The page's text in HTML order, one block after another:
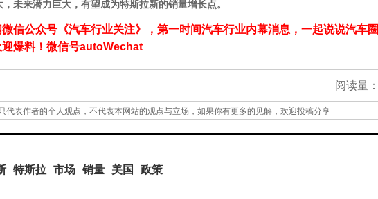
，未来潜力巨大，有望成为特斯拉新的销量增长点。
信公众号《汽车行业关注》，第一时间汽车行业内幕消息，一起说说汽车圈
爆料！微信号autoWechat
阅读量：
代表作者的个人观点，不代表本网站的观点与立场，如果你有更多的见解，欢迎投稿分享
特斯拉 市场 销量 美国 政策